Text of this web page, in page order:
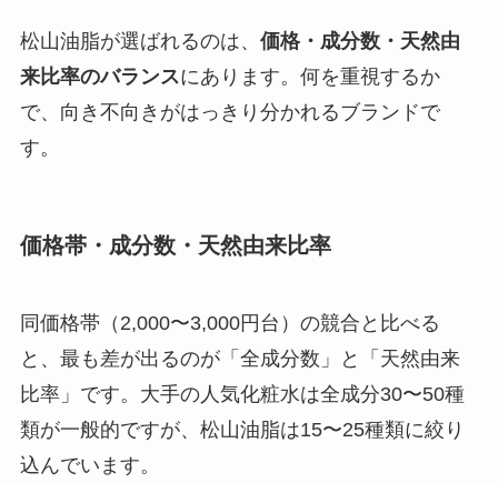
松山油脂が選ばれるのは、 価格・成分数・天然由
来比率のバランスにあります。何を重視するか
で、向き不向きがはっきり分かれるブランドで
す。
価格帯・成分数・天然由来比率
同価格帯（2,000〜3,000円台）の競合と比べる
と、最も差が出るのが「全成分数」と「天然由来
比率」です。大手の人気化粧水は全成分30〜50種
類が一般的ですが、松山油脂は15〜25種類に絞り
込んでいます。